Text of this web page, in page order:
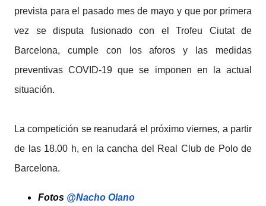
prevista para el pasado mes de mayo y que por primera
vez se disputa fusionado con el Trofeu Ciutat de
Barcelona, cumple con los aforos y las medidas
preventivas COVID-19 que se imponen en la actual
situación.
La competición se reanudará el próximo viernes, a partir
de las 18.00 h, en la cancha del Real Club de Polo de
Barcelona.
Fotos @Nacho Olano